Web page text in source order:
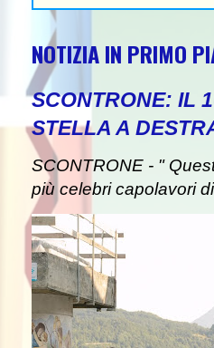
NOTIZIA IN PRIMO
SCONTRONE: IL
STELLA A
SCONTRONE - "
più celebri capolavori